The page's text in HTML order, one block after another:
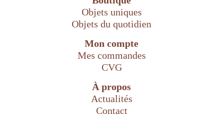
Objets uniques
Objets du quotidien
Mon compte
Mes commandes
CVG
À propos
Actualités
Contact